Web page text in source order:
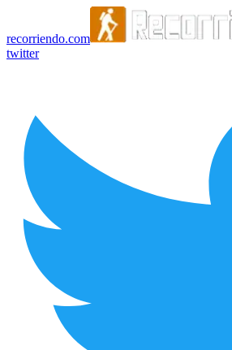
recorriendo.com
twitter